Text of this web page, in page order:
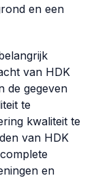
en een
van HDK
de gegeven
te
kwaliteit te
van HDK
en